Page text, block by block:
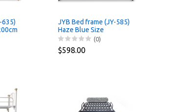
635)
JYB Bed frame (JY-585)
Haze Blue Size
180x200cm (0)
$598.00